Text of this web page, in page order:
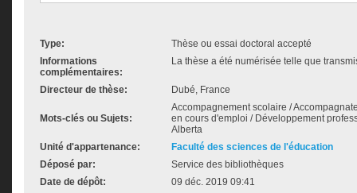
Type:
Thèse ou essai doctoral accepté
Informations
complémentaires:
La thèse a été numérisée telle que
Directeur de thèse: Dubé, France
Mots-clés ou Sujets:
Accompagnement scolaire /
en cours d'emploi / Développement
Alberta
Unité d'appartenance:
Faculté des sciences de l'éducation
Déposé par:
Service des bibliothèques
Date de dépôt:
09 déc. 2019 09:41